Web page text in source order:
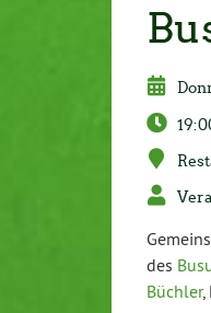
des
Büchler,